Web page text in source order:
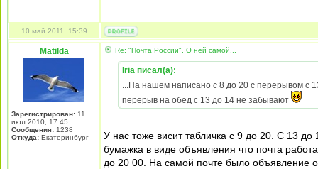
10 май 2011, 15:39
Matilda
Зарегистрирован: 11
июл 2010, 17:45
Сообщения: 1238
Откуда: Екатеринбург
Re: "Почта России". О ней самой...
Iria писал(а):
...На нашем написано с 8 до 20 с перерывом с
перерыв на обед с 13 до 14 не забывают
У нас тоже висит табличка с 9 до 20. С 13
бумажка в виде объявления что почта
до 20 00. На самой почте было объявление